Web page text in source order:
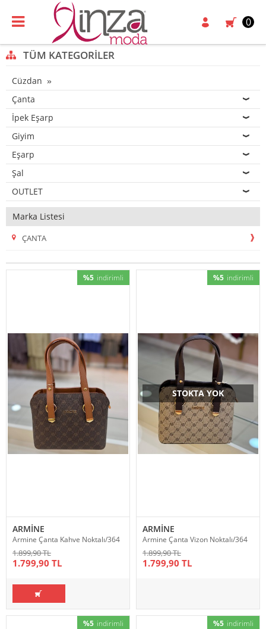
0
TÜM KATEGORILER
Cüzdan
Çanta
İpek Eşarp
Giyim
Eşarp
Şal
OUTLET
Marka Listesi
ÇANTA
%5 indirimli
ARMİNE
Armine Çanta Kahve Noktalı/364
1.899,90 TL
1.799,90 TL
%5 indirimli
STOKTA YOK
ARMİNE
Armine Çanta Vizon Noktalı/364
1.899,90 TL
1.799,90 TL
%5 indirimli %5 indirimli